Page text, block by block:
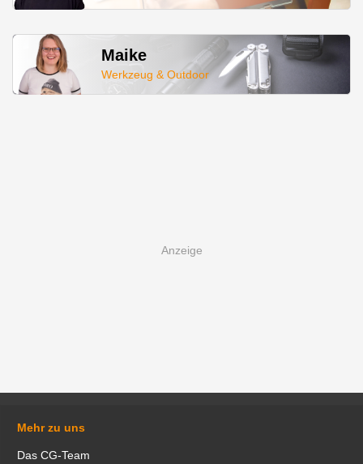
Maike
Werkzeug & Outdoor
Mehr zu uns
Das CG-Team